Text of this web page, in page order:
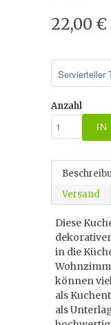
22,00 €
Anzahl
IN
Versand
Diese
in die
können
als
als